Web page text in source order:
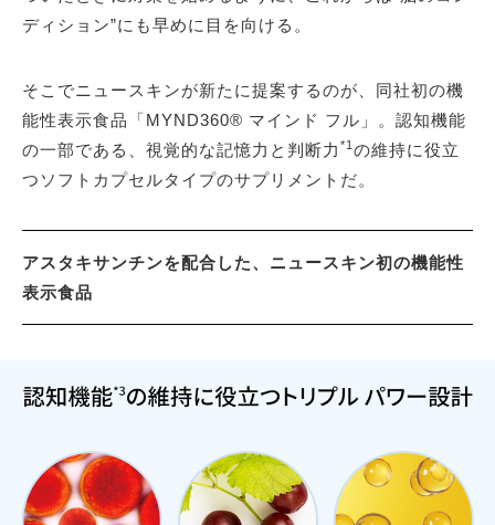
ディション”にも早めに目を向ける。
そこでニュースキンが新たに提案するのが、同社初の機
能性表示食品「MYND360® マインド フル」。認知機能
の一部である、視覚的な記憶力と判断力 *1 の維持に役立
つソフトカプセルタイプのサプリメントだ。
アスタキサンチンを配合した、ニュースキン初の機能性
表示食品